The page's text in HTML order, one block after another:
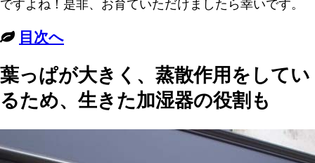
ですよね！是非、お育ていただけましたら幸いです。
目次へ
葉っぱが大きく、蒸散作用をしてい
るため、生きた加湿器の役割も